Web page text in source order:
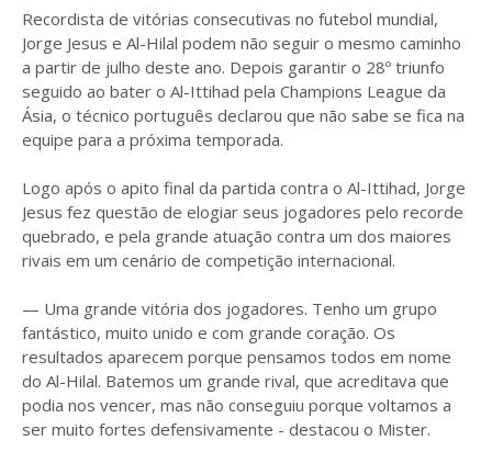
Recordista de vitórias consecutivas no futebol mundial,
Jorge Jesus e Al-Hilal podem não seguir o mesmo caminho
a partir de julho deste ano. Depois garantir o 28º triunfo
seguido ao bater o Al-Ittihad pela Champions League da
Ásia, o técnico português declarou que não sabe se fica na
equipe para a próxima temporada.
Logo após o apito final da partida contra o Al-Ittihad, Jorge
Jesus fez questão de elogiar seus jogadores pelo recorde
quebrado, e pela grande atuação contra um dos maiores
rivais em um cenário de competição internacional.
— Uma grande vitória dos jogadores. Tenho um grupo
fantástico, muito unido e com grande coração. Os
resultados aparecem porque pensamos todos em nome
do Al-Hilal. Batemos um grande rival, que acreditava que
podia nos vencer, mas não conseguiu porque voltamos a
ser muito fortes defensivamente - destacou o Mister.